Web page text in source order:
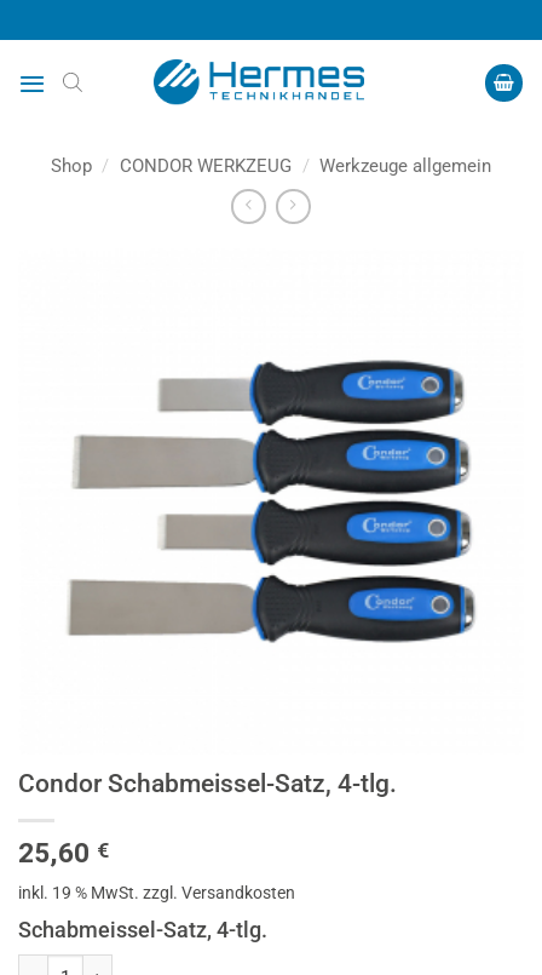
Inhalt
springen
Shop / CONDOR WERKZEUG / Werkzeuge allgemein
Condor Schabmeissel-Satz, 4-tlg.
25,60 €
inkl. 19 % MwSt. zzgl. Versandkosten
Schabmeissel-Satz, 4-tlg.
Condor Schabmeissel-Satz, 4-tlg. Menge